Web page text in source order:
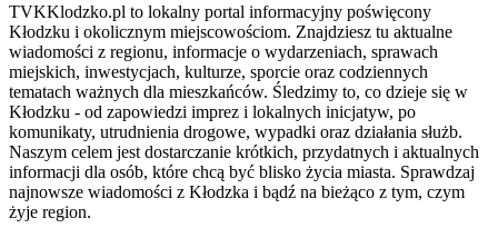
TVKKlodzko.pl to lokalny portal informacyjny poświęcony
Kłodzku i okolicznym miejscowościom. Znajdziesz tu aktualne
wiadomości z regionu, informacje o wydarzeniach, sprawach
miejskich, inwestycjach, kulturze, sporcie oraz codziennych
tematach ważnych dla mieszkańców. Śledzimy to, co dzieje się w
Kłodzku - od zapowiedzi imprez i lokalnych inicjatyw, po
komunikaty, utrudnienia drogowe, wypadki oraz działania służb.
Naszym celem jest dostarczanie krótkich, przydatnych i aktualnych
informacji dla osób, które chcą być blisko życia miasta. Sprawdzaj
najnowsze wiadomości z Kłodzka i bądź na bieżąco z tym, czym
żyje region.